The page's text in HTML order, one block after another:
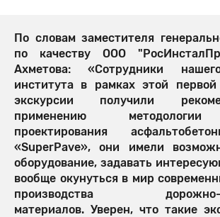
По словам заместителя
по качеству ООО
Ахметова: «Сотрудники
института в рамках этой первой
экскурсии получили
применению методологии
проектирования
«SuperPave», они имели
оборудование, задавать
вообще окунуться в мир
производства дорожно-
материалов. Уверен, что такие